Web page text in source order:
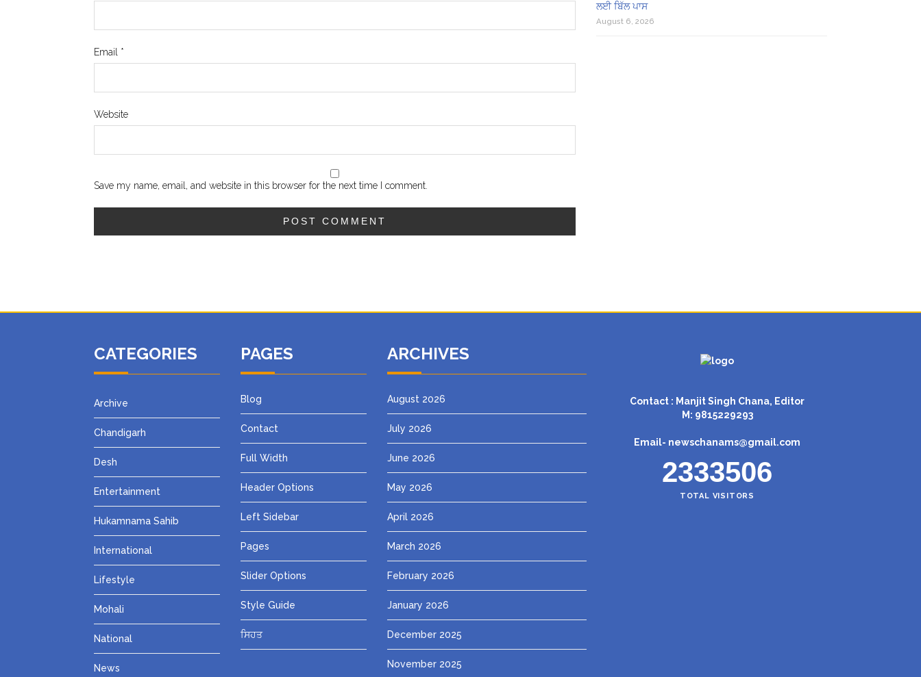
Email *
Website
Save my name, email, and website in this browser for the next time I comment.
ਲਈ ਬਿੱਲ ਪਾਸ
August 6, 2026
CATEGORIES
Archive
Chandigarh
Desh
Entertainment
Hukamnama Sahib
International
Lifestyle
Mohali
National
News
PAGES
Blog
Contact
Full Width
Header Options
Left Sidebar
Pages
Slider Options
Style Guide
ਸਿਹਤ
ARCHIVES
August 2026
July 2026
June 2026
May 2026
April 2026
March 2026
February 2026
January 2026
December 2025
November 2025
Contact : Manjit Singh Chana, Editor
M: 9815229293
Email- newschanams@gmail.com
2333506
TOTAL VISITORS